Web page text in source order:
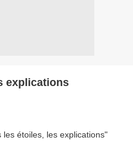
explications